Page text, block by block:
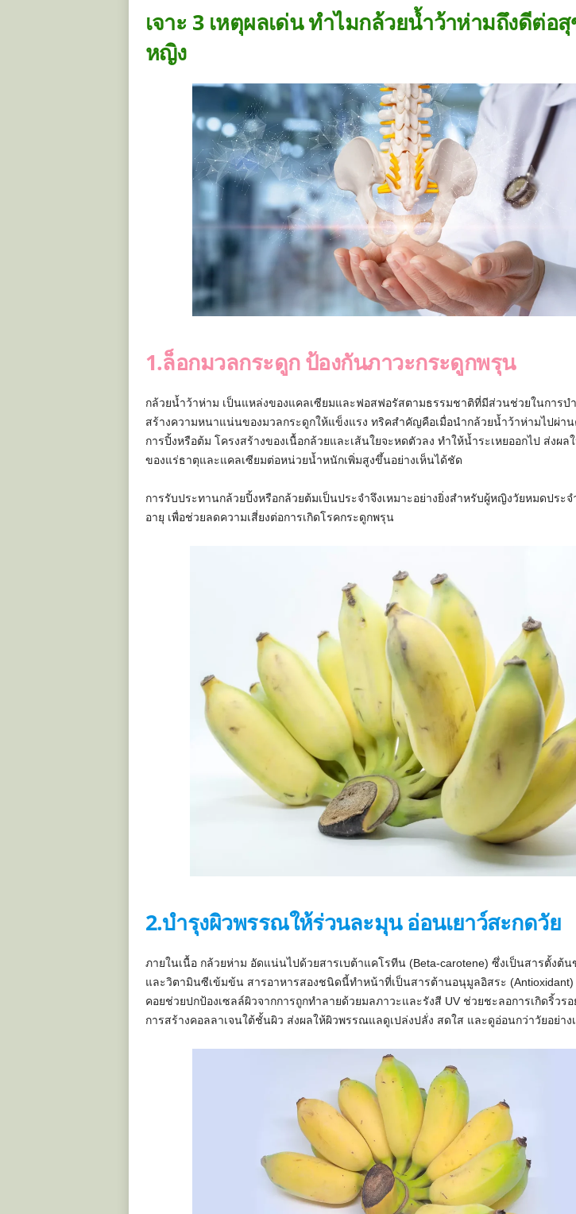
เจาะ 3 เหตุผลเด่น ทำไมกล้วยน้ำว้าห่ามถึงดีต่อ
หญิง
1.ล็อกมวลกระดูก ป้องกันภาวะกระดูกพรุน
กล้วยน้ำว้าห่าม เป็นแหล่งของแคลเซียมและฟอสฟอรัสตามธรรมชาติที่มีส่วนช่วยในการบ
สร้างความหนาแน่นของมวลกระดูกให้แข็งแรง ทริคสำคัญคือเมื่อนำกล้วยน้ำว้าห่ามไปผ่า
การปิ้งหรือต้ม โครงสร้างของเนื้อกล้วยและเส้นใยจะหดตัวลง ทำให้น้ำระเหยออกไป ส่งผล
ของแร่ธาตุและแคลเซียมต่อหน่วยน้ำหนักเพิ่มสูงขึ้นอย่างเห็นได้ชัด
การรับประทานกล้วยปิ้งหรือกล้วยต้มเป็นประจำจึงเหมาะอย่างยิ่งสำหรับผู้หญิงวัยหมดประจ
อายุ เพื่อช่วยลดความเสี่ยงต่อการเกิดโรคกระดูกพรุน
2.บำรุงผิวพรรณให้ร่วนละมุน อ่อนเยาว์สะกดวัย
ภายในเนื้อ กล้วยห่าม อัดแน่นไปด้วยสารเบต้าแคโรทีน (Beta-carotene) ซึ่งเป็นสารตั้งต้น
และวิตามินซีเข้มข้น สารอาหารสองชนิดนี้ทำหน้าที่เป็นสารต้านอนุมูลอิสระ
คอยช่วยปกป้องเซลล์ผิวจากการถูกทำลายด้วยมลภาวะและรังสี UV ช่วยชะลอการเกิดริ้วร
การสร้างคอลลาเจนใต้ชั้นผิว ส่งผลให้ผิวพรรณแลดูเปล่งปลั่ง สดใส และดูอ่อนกว่าวัยอย่า